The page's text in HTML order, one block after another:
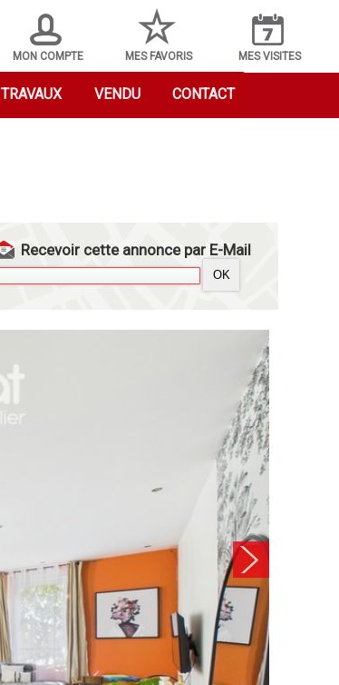
TRAVAUX VENDU CONTACT
MES VISITES
MES FAVORIS
MON COMPTE
Recevoir cette annonce par E-Mail